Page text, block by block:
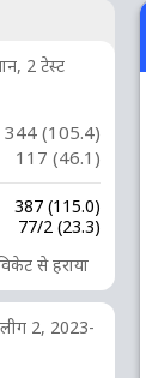
2 टेस्ट
344 (105.4)
117 (46.1)
387 (115.0)
77/2 (23.3)
से हराया
2, 2023-